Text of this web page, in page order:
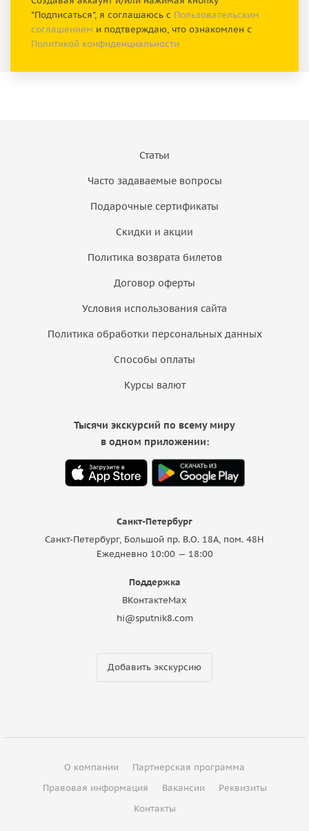
"Подписаться", я соглашаюсь с Пользовательским
соглашением и подтверждаю, что ознакомлен с
Политикой конфиденциальности
Статьи
Часто задаваемые вопросы
Подарочные сертификаты
Скидки и акции
Политика возврата билетов
Договор оферты
Условия использования сайта
Политика обработки персональных данных
Способы оплаты
Курсы валют
Санкт-Петербург
Санкт-Петербург, Большой пр. В.О. 18A, пом. 48Н
Ежедневно 10:00 — 18:00
Поддержка
ВКонтактеMax
hi@sputnik8.com
Добавить экскурсию
Тысячи экскурсий по всему миру
в одном приложении:
О компании
Партнерская программа
Правовая информация
Вакансии
Реквизиты
Контакты